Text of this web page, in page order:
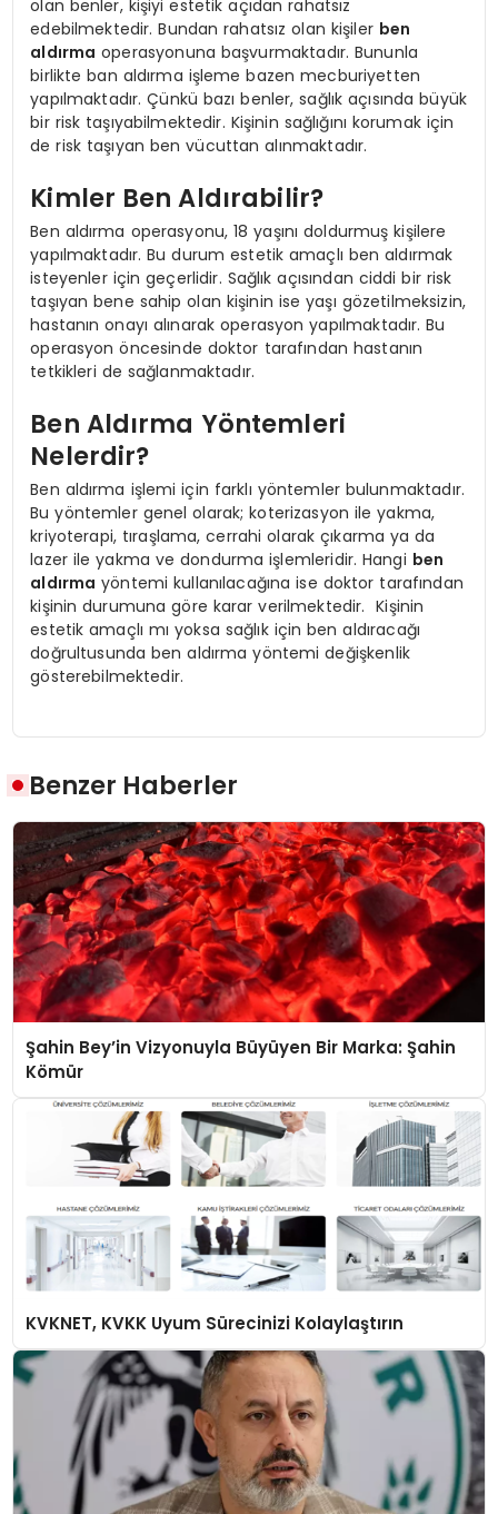
olan benler, kişiyi estetik açıdan rahatsız
edebilmektedir. Bundan rahatsız olan kişiler ben
aldırma operasyonuna başvurmaktadır. Bununla
birlikte ban aldırma işleme bazen mecburiyetten
yapılmaktadır. Çünkü bazı benler, sağlık açısında büyük
bir risk taşıyabilmektedir. Kişinin sağlığını korumak için
de risk taşıyan ben vücuttan alınmaktadır.
Kimler Ben Aldırabilir?
Ben aldırma operasyonu, 18 yaşını doldurmuş kişilere
yapılmaktadır. Bu durum estetik amaçlı ben aldırmak
isteyenler için geçerlidir. Sağlık açısından ciddi bir risk
taşıyan bene sahip olan kişinin ise yaşı gözetilmeksizin,
hastanın onayı alınarak operasyon yapılmaktadır. Bu
operasyon öncesinde doktor tarafından hastanın
tetkikleri de sağlanmaktadır.
Ben Aldırma Yöntemleri
Nelerdir?
Ben aldırma işlemi için farklı yöntemler bulunmaktadır.
Bu yöntemler genel olarak; koterizasyon ile yakma,
kriyoterapi, tıraşlama, cerrahi olarak çıkarma ya da
lazer ile yakma ve dondurma işlemleridir. Hangi ben
aldırma yöntemi kullanılacağına ise doktor tarafından
kişinin durumuna göre karar verilmektedir. Kişinin
estetik amaçlı mı yoksa sağlık için ben aldıracağı
doğrultusunda ben aldırma yöntemi değişkenlik
gösterebilmektedir.
Benzer Haberler
Şahin Bey’in Vizyonuyla Büyüyen Bir Marka: Şahin
Kömür
KVKNET, KVKK Uyum Sürecinizi Kolaylaştırın